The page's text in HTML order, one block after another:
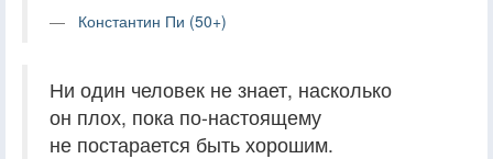
Константин Пи (50+)
Ни один человек не знает, насколько
он плох, пока по-настоящему
не постарается быть хорошим.